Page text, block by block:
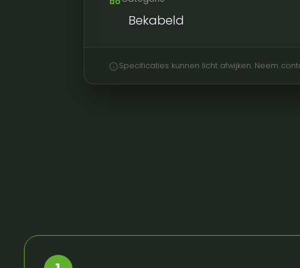
Bekabeld
infoSpecificaties kunnen licht afwijken. Neem